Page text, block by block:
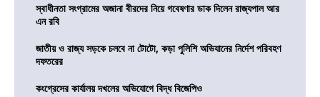
স্বাধীনতা সংগ্রামের অজানা বীরদের নিয়ে গবেষণার ডাক দিলেন রাজ্যপাল আর
এন রবি
জাতীয় ও রাজ্য সড়কে চলবে না টোটো, কড়া পুলিশি অভিযানের নির্দেশ পরিবহণ
দফতরের
কংগ্রেসের কার্যালয় দখলের অভিযোগে বিদ্ধ বিজেপিও